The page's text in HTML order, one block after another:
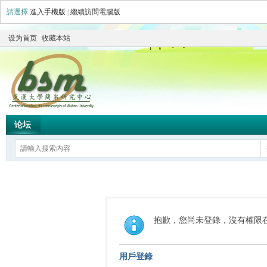
請選擇 進入手機版 繼續訪問電腦版
设为首页 收藏本站
论坛
抱歉，您尚未登錄，沒有權限
用戶登錄